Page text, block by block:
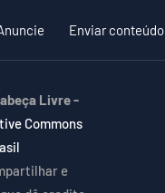
Enviar conteúdo
Livre -
Commons
e